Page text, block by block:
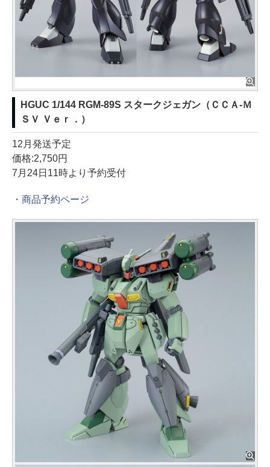
HGUC 1/144 RGM-89S スタークジェガン（ＣＣＡ-Ｍ
ＳＶ Ｖｅｒ．）
12月発送予定
価格:2,750円
7月24日11時より予約受付
・商品予約ページ